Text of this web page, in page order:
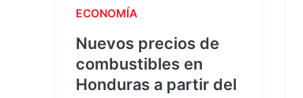
ECONOMÍA
Nuevos precios de
combustibles en
Honduras a partir del